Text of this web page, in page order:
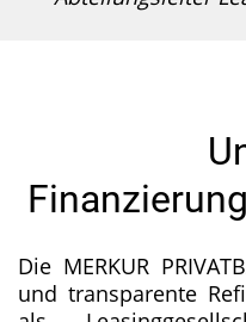
Die MERKUR
und transparente